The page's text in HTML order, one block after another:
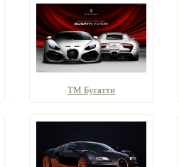
ТМ Бугатти